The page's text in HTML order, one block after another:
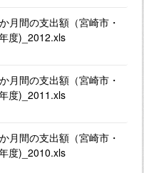
月間の支出額（宮崎市・
度)_2012.xls
月間の支出額（宮崎市・
度)_2011.xls
月間の支出額（宮崎市・
度)_2010.xls